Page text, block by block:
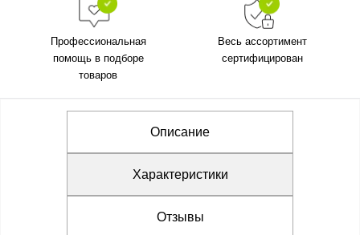
Профессиональная
помощь в подборе
товаров
Весь ассортимент
сертифицирован
Описание
Характеристики
Отзывы